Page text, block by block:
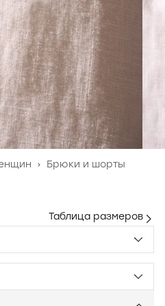
Брюки и шорты
›
Таблица размеров